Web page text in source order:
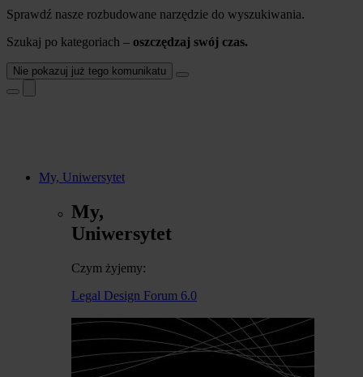
Sprawdź nasze rozbudowane narzędzie do wyszukiwania.
Szukaj po kategoriach – oszczędzaj swój czas.
Nie pokazuj już tego komunikatu
My, Uniwersytet
My,
Uniwersytet
Czym żyjemy:
Legal Design Forum 6.0